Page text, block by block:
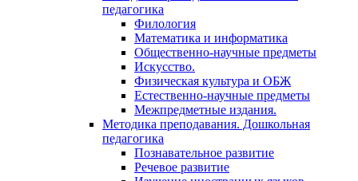
педагогика
Филология
Математика и информатика
Общественно-научные предметы
Искусство.
Физическая культура и ОБЖ
Естественно-научные предметы
Межпредметные издания.
Методика преподавания. Дошкольная
педагогика
Познавательное развитие
Речевое развитие